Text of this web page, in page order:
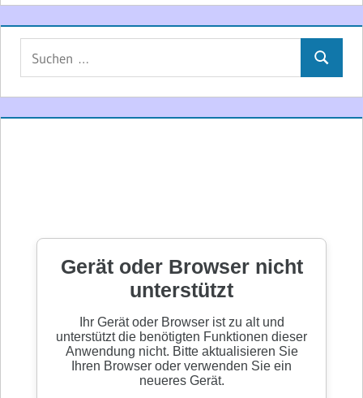
Suchen